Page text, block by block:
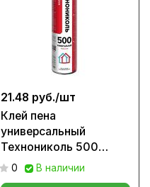
21.48 руб./шт
Клей пена
универсальный
Технониколь 500
Professional
0 В наличии